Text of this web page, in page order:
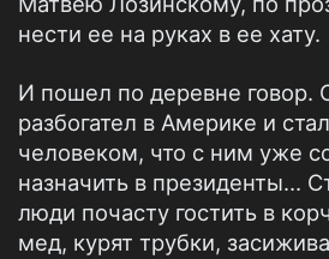
нести ее на руках в ее хату.
И пошел по деревне говор.
разбогател в Америке и
человеком, что с ним уже
назначить в президенты…
люди почасту гостить в
мед, курят трубки,